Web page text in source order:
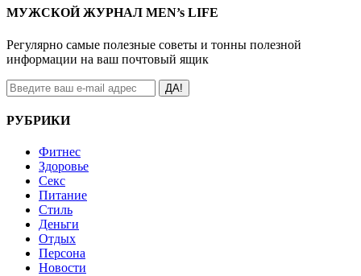
МУЖСКОЙ ЖУРНАЛ MEN’s LIFE
Регулярно самые полезные советы и тонны полезной
информации на ваш почтовый ящик
ДА!
РУБРИКИ
Фитнес
Здоровье
Секс
Питание
Стиль
Деньги
Отдых
Персона
Новости